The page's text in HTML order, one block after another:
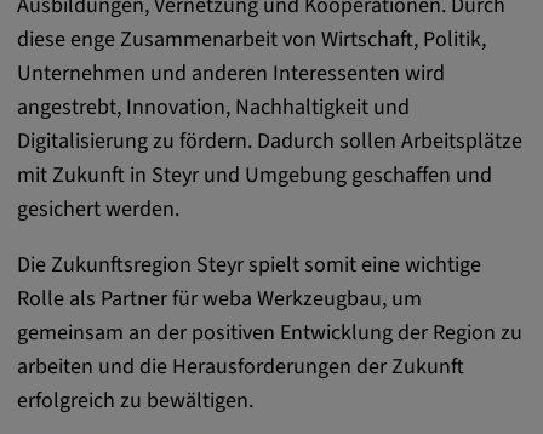
diese enge Zusammenarbeit von Wirtschaft, Politik,
Unternehmen und anderen Interessenten wird
angestrebt, Innovation, Nachhaltigkeit und
Digitalisierung zu fördern. Dadurch sollen Arbeitsplätze
mit Zukunft in Steyr und Umgebung geschaffen und
gesichert werden.
Die Zukunftsregion Steyr spielt somit eine wichtige
Rolle als Partner für weba Werkzeugbau, um
gemeinsam an der positiven Entwicklung der Region zu
arbeiten und die Herausforderungen der Zukunft
erfolgreich zu bewältigen.
youtube.com, google.com, doubleclick.net
Zweck:
Probleme mit dem Dienst zu erkennen und
zu beheben. YSC wird von YouTube
verwendet, um Nutzereingaben zu speichern
und sie den Aktionen eines Nutzers
Cookie Laufzeit:
1 Jahr
Vimeo